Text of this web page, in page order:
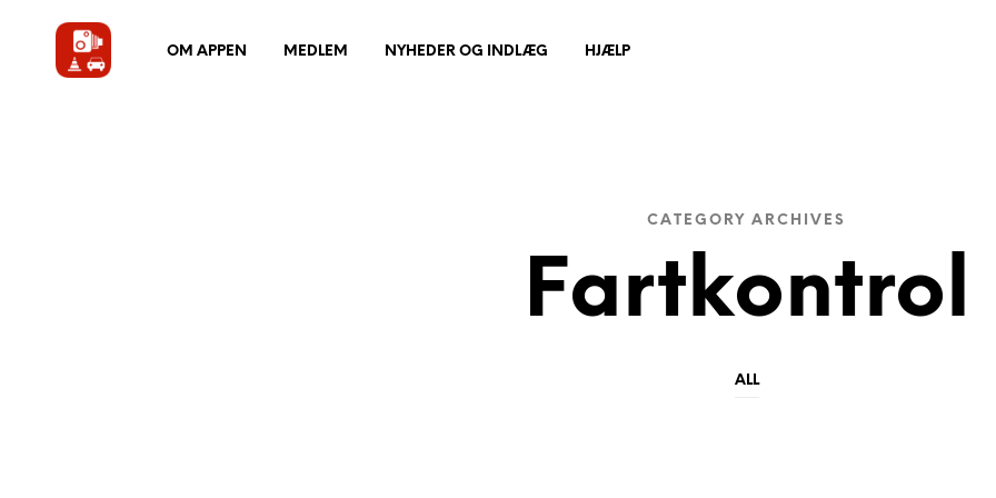
OM APPEN MEDLEM NYHEDER OG INDLÆG HJÆLP
CATEGORY ARCHIVES
Fartkontrol
ALL